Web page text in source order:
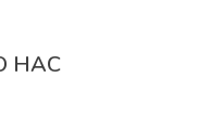
НАС